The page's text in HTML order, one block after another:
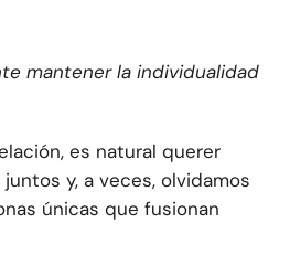
mantener la individualidad
es natural querer
y, a veces, olvidamos
únicas que fusionan